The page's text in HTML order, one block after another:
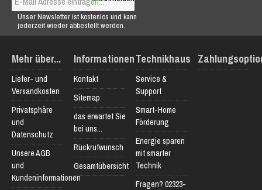
Unser Newsletter ist kostenlos und kann
jederzeit wieder abbestellt werden.
Mehr über...
Liefer- und
Versandkosten
Privatsphäre
und
Datenschutz
Unsere AGB
und
Kundeninformationen
Informationen
Kontakt
Sitemap
das erwartet Sie
bei uns...
Rückrufwunsch
Gesamtübersicht
Technikhaus
Service &
Support
Smart-Home
Förderung
Energie sparen
mit smarter
Technik
Fragen? 02323-